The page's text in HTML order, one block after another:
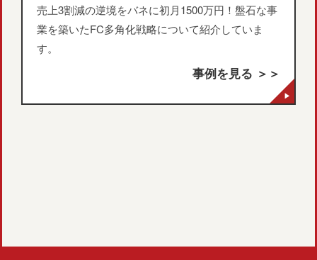
売上3割減の逆境をバネに初月1500万円！盤石な事
業を築いたFC多角化戦略について紹介していま
す。
事例を見る ＞＞